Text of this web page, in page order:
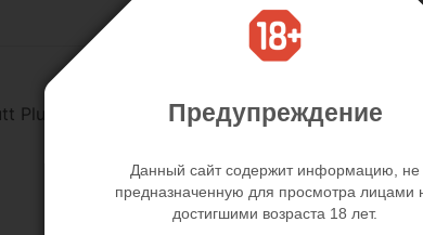
Plug Small. Силиконовая пробка мгновенно
Предупреждение
Данный сайт содержит информацию, не
предназначенную для просмотра лицами
достигшими возраста 18 лет.